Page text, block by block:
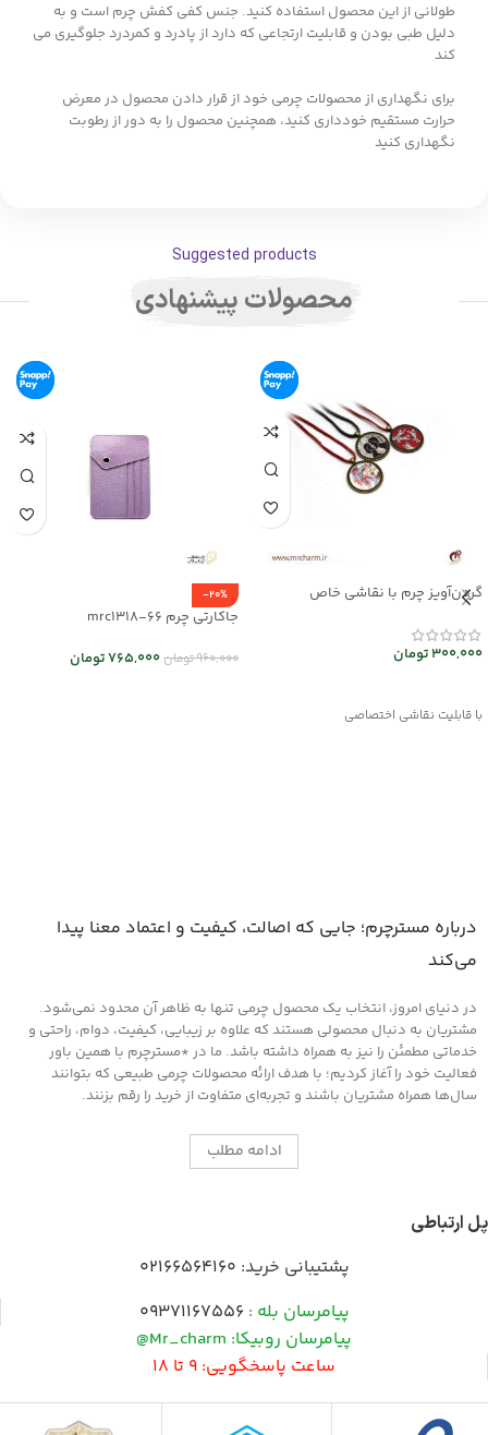
طولانی از این محصول استفاده کنید. جنس کفی کفش چرم است و به
دلیل طبی بودن و قابلیت ارتجاعی که دارد از پادرد و کمردرد جلوگیری می
کند
برای نگهداری از محصولات چرمی خود از قرار دادن محصول در معرض
حرارت مستقیم خودداری کنید، همچنین محصول را به دور از رطوبت
نگهداری کنید
Suggested products
محصولات پیشنهادی
گردن‌آویز چرم با نقاشی خاص
300,000تومان
با قابلیت نقاشی اختصاصی
-20%
جاکارتی چرم mrc1318-66
960,000تومان765,000تومان
درباره مسترچرم؛ جایی که اصالت، کیفیت و اعتماد معنا پیدا
می‌کند
در دنیای امروز، انتخاب یک محصول چرمی تنها به ظاهر آن محدود نمی‌شود.
مشتریان به دنبال محصولی هستند که علاوه بر زیبایی، کیفیت، دوام، راحتی و
خدماتی مطمئن را نیز به همراه داشته باشد. ما در *مسترچرم با همین باور
فعالیت خود را آغاز کردیم؛ با هدف ارائه محصولات چرمی طبیعی که بتوانند
سال‌ها همراه مشتریان باشند و تجربه‌ای متفاوت از خرید را رقم بزنند.
ادامه مطلب
پل ارتباطی
پشتیبانی خرید: 02166564160
پیامرسان بله : 09371167556
پیامرسان روبیکا: Mr_charm@
ساعت پاسخگویی: 9 تا 18